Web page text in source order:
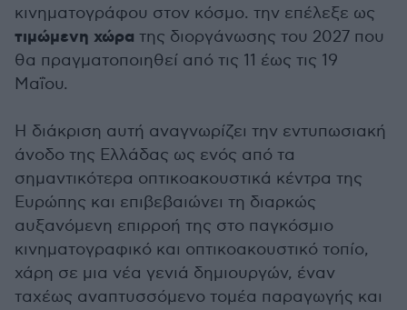
κινηματογράφου στον κόσμο. την επέλεξε ως
τιμώμενη χώρα της διοργάνωσης του 2027 που
θα πραγματοποιηθεί από τις 11 έως τις 19
Μαΐου.
Η διάκριση αυτή αναγνωρίζει την εντυπωσιακή
άνοδο της Ελλάδας ως ενός από τα
σημαντικότερα οπτικοακουστικά κέντρα της
Ευρώπης και επιβεβαιώνει τη διαρκώς
αυξανόμενη επιρροή της στο παγκόσμιο
κινηματογραφικό και οπτικοακουστικό τοπίο,
χάρη σε μια νέα γενιά δημιουργών, έναν
ταχέως αναπτυσσόμενο τομέα παραγωγής και